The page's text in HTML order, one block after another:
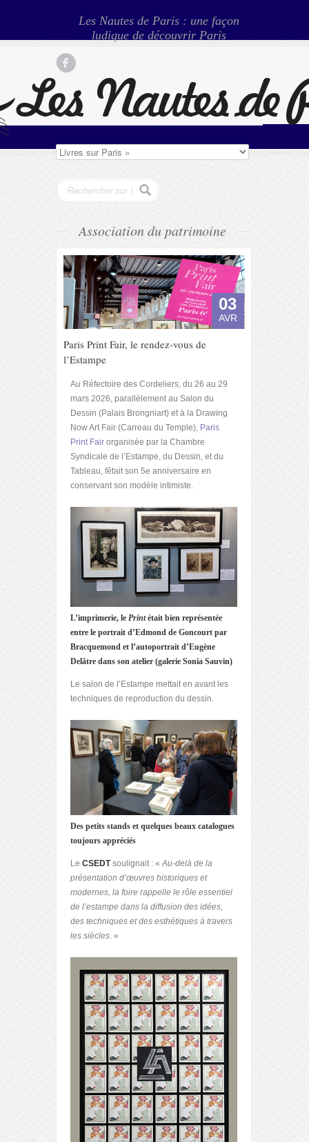
Les Nautes de Paris : une façon
ludique de découvrir Paris
Association du patrimoine
03
AVR
Paris Print Fair, le rendez-vous de
l’Estampe
Au Réfectoire des Cordeliers, du 26 au 29
mars 2026, parallèlement au Salon du
Dessin (Palais Brongniart) et à la Drawing
Now Art Fair (Carreau du Temple), Paris
Print Fair organisée par la Chambre
Syndicale de l’Estampe, du Dessin, et du
Tableau, fêtait son 5e anniversaire en
conservant son modèle intimiste.
L’imprimerie, le Printétait bien représentée
entre le portrait d’Edmond de Goncourt par
Bracquemond et l’autoportrait d’Eugène
Delâtre dans son atelier (galerie Sonia Sauvin)
Le salon de l’Estampe mettait en avant les
techniques de reproduction du dessin.
Des petits stands et quelques beaux catalogues
toujours appréciés
Le CSEDTsoulignait : «Au-delà de la
présentation d’œuvres historiques et
modernes, la foire rappelle le rôle essentiel
de l’estampe dans la diffusion des idées,
des techniques et des esthétiques à travers
les siècles. »